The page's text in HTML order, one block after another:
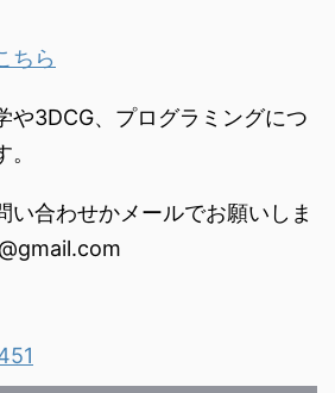
ちら
や3DCG、プログラミングにつ
い合わせかメールでお願いしま